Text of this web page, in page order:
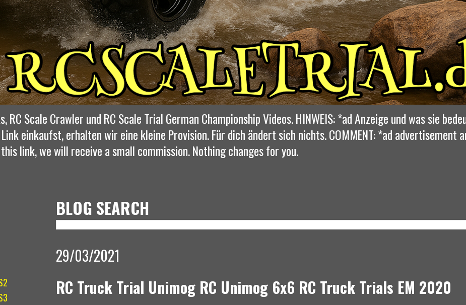
Scale Crawler und RC Scale Trial German Championship Videos. HINWEIS: *ad Anzeige und was sie
einkaufst, erhalten wir eine kleine Provision. Für dich ändert sich nichts. COMMENT: *ad advertisement
link, we will receive a small commission. Nothing changes for you.
BLOG SEARCH
29/03/2021
RC Truck Trial Unimog RC Unimog 6x6 RC Truck Trials EM 2020